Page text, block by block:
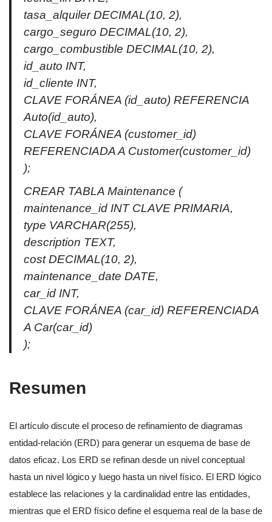
tasa_alquiler DECIMAL(10, 2),
cargo_seguro DECIMAL(10, 2),
cargo_combustible DECIMAL(10, 2),
id_auto INT,
id_cliente INT,
CLAVE FORÁNEA (id_auto) REFERENCIA
Auto(id_auto),
CLAVE FORÁNEA (customer_id)
REFERENCIADA A Customer(customer_id)
);
CREAR TABLA Maintenance (
maintenance_id INT CLAVE PRIMARIA,
type VARCHAR(255),
description TEXT,
cost DECIMAL(10, 2),
maintenance_date DATE,
car_id INT,
CLAVE FORÁNEA (car_id) REFERENCIADA
A Car(car_id)
);
Resumen
El artículo discute el proceso de refinamiento de diagramas
entidad-relación (ERD) para generar un esquema de base de
datos eficaz. Los ERD se refinan desde un nivel conceptual
hasta un nivel lógico y luego hasta un nivel físico. El ERD lógico
establece las relaciones y la cardinalidad entre las entidades,
mientras que el ERD físico define el esquema real de la base de